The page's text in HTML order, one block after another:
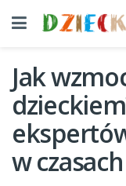
Jak
w